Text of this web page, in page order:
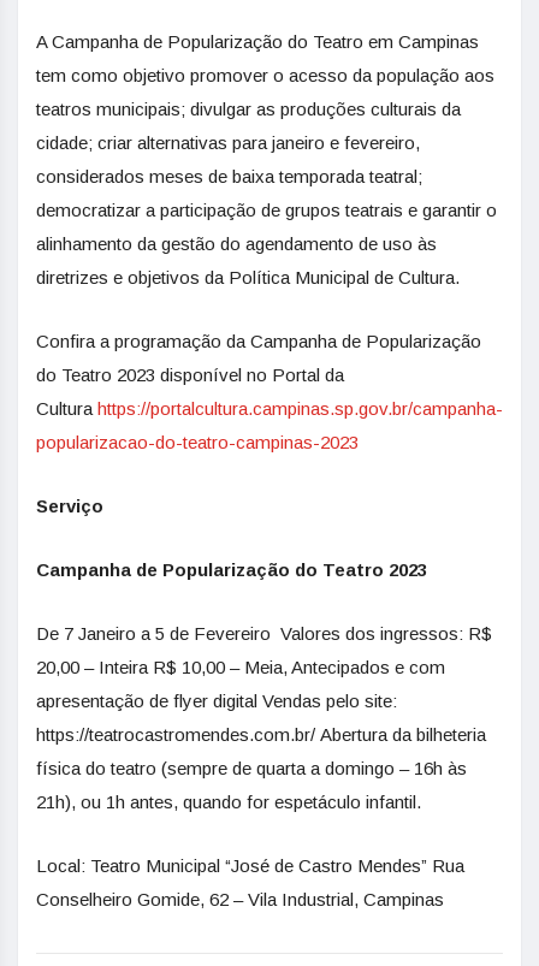
A Campanha de Popularização do Teatro em Campinas
tem como objetivo promover o acesso da população aos
teatros municipais; divulgar as produções culturais da
cidade; criar alternativas para janeiro e fevereiro,
considerados meses de baixa temporada teatral;
democratizar a participação de grupos teatrais e garantir o
alinhamento da gestão do agendamento de uso às
diretrizes e objetivos da Política Municipal de Cultura.
Confira a programação da Campanha de Popularização
do Teatro 2023 disponível no Portal da
Cultura https://portalcultura.campinas.sp.gov.br/campanha-
popularizacao-do-teatro-campinas-2023
Serviço
Campanha de Popularização do Teatro 2023
De 7 Janeiro a 5 de Fevereiro Valores dos ingressos: R$
20,00 – Inteira R$ 10,00 – Meia, Antecipados e com
apresentação de flyer digital Vendas pelo site:
https://teatrocastromendes.com.br/ Abertura da bilheteria
física do teatro (sempre de quarta a domingo – 16h às
21h), ou 1h antes, quando for espetáculo infantil.
Local: Teatro Municipal “José de Castro Mendes” Rua
Conselheiro Gomide, 62 – Vila Industrial, Campinas